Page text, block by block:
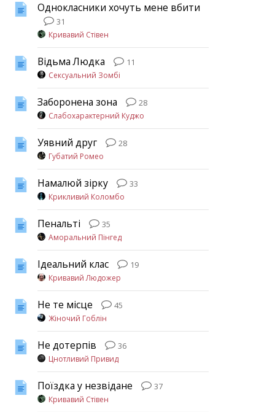
Однокласники хочуть мене вбити
31
Кривавий Стівен
Відьма Людка
11
Сексуальний Зомбі
Заборонена зона
28
Слабохарактерний Куджо
Уявний друг
28
Губатий Ромео
Намалюй зірку
33
Крикливий Коломбо
Пенальті
35
Аморальний Пінгед
Ідеальний клас
19
Кривавий Людожер
Не те місце
45
Жіночий Гоблін
Не дотерпів
36
Цнотливий Привид
Поїздка у незвідане
37
Кривавий Стівен